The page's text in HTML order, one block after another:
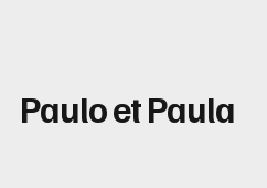
Paulo et Paula